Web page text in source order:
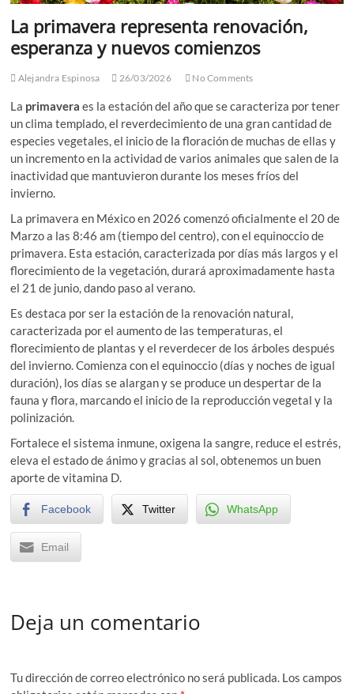
La primavera representa renovación,
esperanza y nuevos comienzos
Alejandra Espinosa 26/03/2026 No Comments
La primavera es la estación del año que se caracteriza por tener
un clima templado, el reverdecimiento de una gran cantidad de
especies vegetales, el inicio de la floración de muchas de ellas y
un incremento en la actividad de varios animales que salen de la
inactividad que mantuvieron durante los meses fríos del
invierno.
La primavera en México en 2026 comenzó oficialmente el 20 de
Marzo a las 8:46 am (tiempo del centro), con el equinoccio de
primavera. Esta estación, caracterizada por días más largos y el
florecimiento de la vegetación, durará aproximadamente hasta
el 21 de junio, dando paso al verano.
Es destaca por ser la estación de la renovación natural,
caracterizada por el aumento de las temperaturas, el
florecimiento de plantas y el reverdecer de los árboles después
del invierno. Comienza con el equinoccio (días y noches de igual
duración), los días se alargan y se produce un despertar de la
fauna y flora, marcando el inicio de la reproducción vegetal y la
polinización.
Fortalece el sistema inmune, oxigena la sangre, reduce el estrés,
eleva el estado de ánimo y gracias al sol, obtenemos un buen
aporte de vitamina D.
Facebook Twitter WhatsApp
Email
Deja un comentario
Tu dirección de correo electrónico no será publicada. Los campos